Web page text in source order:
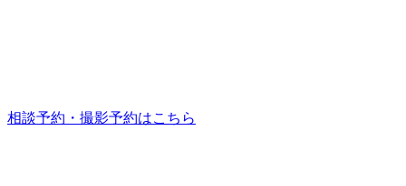
相談予約・撮影予約はこちら